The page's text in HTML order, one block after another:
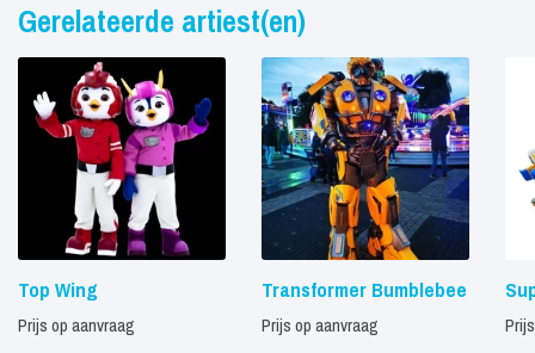
Gerelateerde artiest(en)
Top Wing
Prijs op aanvraag
Transformer Bumblebee
Prijs op aanvraag